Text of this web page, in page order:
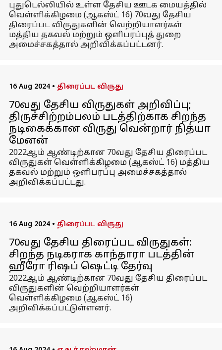
புதுடெல்லியில் உள்ள தேசிய ஊடக மையத்தில்
வெள்ளிக்கிழமை (ஆகஸ்ட் 16) 70வது தேசிய
திரைப்பட விருதுகளின் வெற்றியாளர்கள்
மத்திய தகவல் மற்றும் ஒளிபரப்புத் துறை
அமைச்சகத்தால் அறிவிக்கப்பட்டனர்.
16 Aug 2024 • திரைப்பட விருது
70வது தேசிய விருதுகள் அறிவிப்பு;
திருச்சிற்றம்பலம் படத்திற்காக சிறந்த
நடிகைக்கான விருது வென்றார் நித்யா
மேனன்
2022ஆம் ஆண்டிற்கான 70வது தேசிய திரைப்பட
விருதுகள் வெள்ளிக்கிழமை (ஆகஸ்ட் 16) மத்திய
தகவல் மற்றும் ஒளிபரப்பு அமைச்சகத்தால்
அறிவிக்கப்பட்டது.
16 Aug 2024 • திரைப்பட விருது
70வது தேசிய திரைப்பட விருதுகள்:
சிறந்த நடிகராக காந்தாரா படத்தின்
ஹீரோ ரிஷப் ஷெட்டி தேர்வு
2022ஆம் ஆண்டிற்கான 70வது தேசிய திரைப்பட
விருதுகளின் வெற்றியாளர்கள்
வெள்ளிக்கிழமை (ஆகஸ்ட் 16)
அறிவிக்கப்பட்டுள்ளனர்.